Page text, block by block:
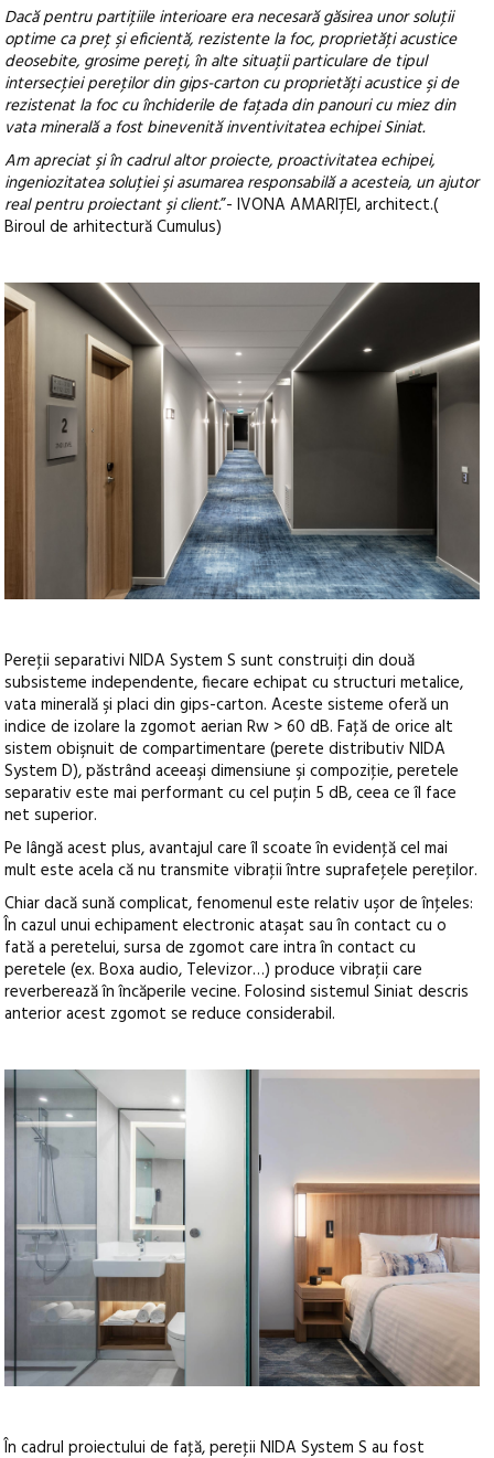
Dacă pentru partiţiile interioare era necesară găsirea unor soluţii
optime ca preţ şi eficientă, rezistente la foc, proprietăţi acustice
deosebite, grosime pereţi, în alte situaţii particulare de tipul
intersecţiei pereţilor din gips-carton cu proprietăţi acustice şi de
rezistenat la foc cu închiderile de faţada din panouri cu miez din
vata minerală a fost binevenită inventivitatea echipei Siniat.
Am apreciat şi în cadrul altor proiecte, proactivitatea echipei,
ingeniozitatea soluţiei şi asumarea responsabilă a acesteia, un ajutor
real pentru proiectant şi client.”- IVONA AMARIŢEI, architect.(
Biroul de arhitectură Cumulus)
Pereţii separativi NIDA System S sunt construiţi din două
subsisteme independente, fiecare echipat cu structuri metalice,
vata minerală şi placi din gips-carton. Aceste sisteme oferă un
indice de izolare la zgomot aerian Rw > 60 dB. Faţă de orice alt
sistem obişnuit de compartimentare (perete distributiv NIDA
System D), păstrând aceeaşi dimensiune şi compoziţie, peretele
separativ este mai performant cu cel puţin 5 dB, ceea ce îl face
net superior.
Pe lângă acest plus, avantajul care îl scoate în evidenţă cel mai
mult este acela că nu transmite vibraţii între suprafeţele pereţilor.
Chiar dacă sună complicat, fenomenul este relativ uşor de înţeles:
În cazul unui echipament electronic ataşat sau în contact cu o
fată a peretelui, sursa de zgomot care intra în contact cu
peretele (ex. Boxa audio, Televizor…) produce vibraţii care
reverberează în încăperile vecine. Folosind sistemul Siniat descris
anterior acest zgomot se reduce considerabil.
În cadrul proiectului de faţă, pereţii NIDA System S au fost